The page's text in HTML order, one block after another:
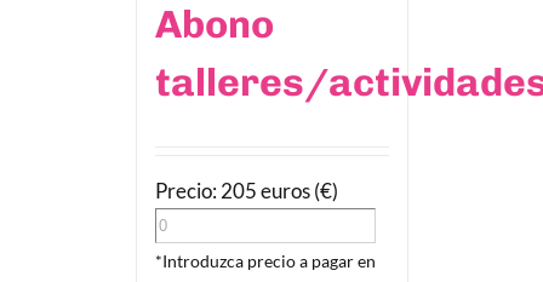
Abono
talleres/
Precio: 205 euros (€)
*Introduzca precio a pagar en